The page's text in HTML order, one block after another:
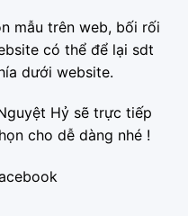
mẫu trên web, bối rối
có thể để lại sdt
dưới website.
Hỷ sẽ trực tiếp
cho dễ dàng nhé !